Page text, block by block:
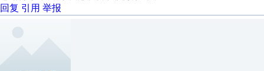
回复 引用 举报